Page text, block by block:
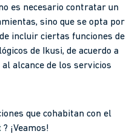
es necesario contratar un
sino que se opta por
incluir ciertas funciones de
de Ikusi, de acuerdo a
alcance de los servicios
que cohabitan con el
? ¡Veamos!